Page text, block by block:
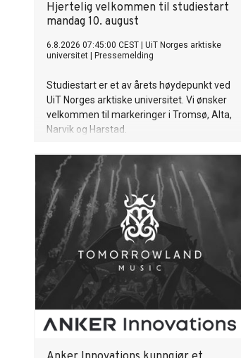
Hjertelig velkommen til studiestart
mandag 10. august
6.8.2026 07:45:00 CEST
UiT Norges arktiske
universitet
Pressemelding
Studiestart er et av årets høydepunkt ved
UiT Norges arktiske universitet. Vi ønsker
velkommen til markeringer i Tromsø, Alta,
Narvik og Harstad.